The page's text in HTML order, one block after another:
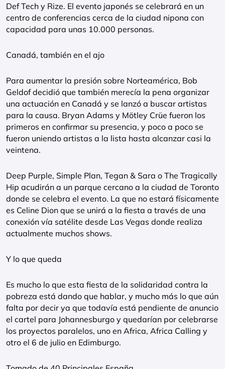
Def Tech y Rize. El evento japonés se celebrará en un
centro de conferencias cerca de la ciudad nipona con
capacidad para unas 10.000 personas.
Canadá, también en el ajo
Para aumentar la presión sobre Norteamérica, Bob
Geldof decidió que también merecía la pena organizar
una actuación en Canadá y se lanzó a buscar artistas
para la causa. Bryan Adams y Mötley Crüe fueron los
primeros en confirmar su presencia, y poco a poco se
fueron uniendo artistas a la lista hasta alcanzar casi la
veintena.
Deep Purple, Simple Plan, Tegan & Sara o The Tragically
Hip acudirán a un parque cercano a la ciudad de Toronto
donde se celebra el evento. La que no estará físicamente
es Celine Dion que se unirá a la fiesta a través de una
conexión vía satélite desde Las Vegas donde realiza
actualmente muchos shows.
Y lo que queda
Es mucho lo que esta fiesta de la solidaridad contra la
pobreza está dando que hablar, y mucho más lo que aún
falta por decir ya que todavía está pendiente de anuncio
el cartel para Johannesburgo y quedarían por celebrarse
los proyectos paralelos, uno en Africa, Africa Calling y
otro el 6 de julio en Edimburgo.